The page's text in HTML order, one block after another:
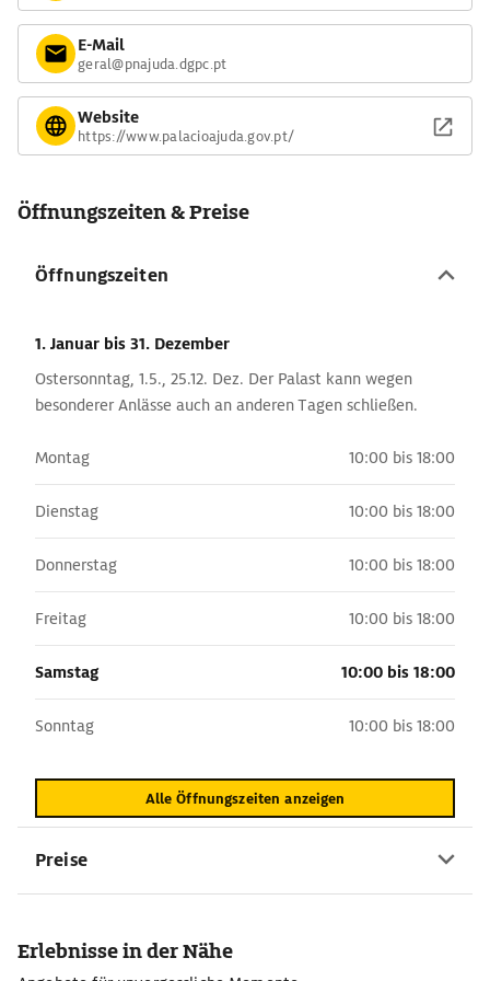
E-Mail
geral@pnajuda.dgpc.pt
Website
https://www.palacioajuda.gov.pt/
Öffnungszeiten & Preise
Öffnungszeiten
1. Januar bis 31. Dezember
Ostersonntag, 1.5., 25.12. Dez. Der Palast kann wegen
besonderer Anlässe auch an anderen Tagen schließen.
Montag 10:00 bis 18:00
Dienstag 10:00 bis 18:00
Donnerstag 10:00 bis 18:00
Freitag 10:00 bis 18:00
Samstag 10:00 bis 18:00
Sonntag 10:00 bis 18:00
Alle Öffnungszeiten anzeigen
Preise
Erlebnisse in der Nähe